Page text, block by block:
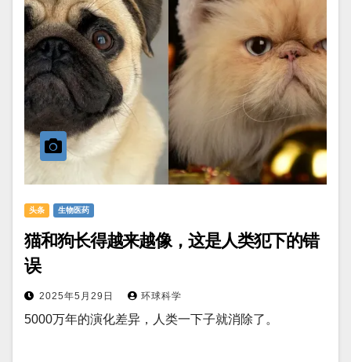
头条 生物医药
猫和狗长得越来越像，这是人类犯下的错
误
2025年5月29日 环球科学
5000万年的演化差异，人类一下子就消除了。